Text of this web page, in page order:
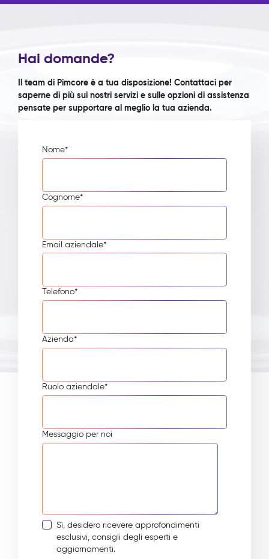
Hai domande?
Il team di Pimcore è a tua disposizione! Contattaci per
saperne di più sui nostri servizi e sulle opzioni di assistenza
pensate per supportare al meglio la tua azienda.
Nome*
Cognome*
Email aziendale*
Telefono*
Azienda*
Ruolo aziendale*
Messaggio per noi
Sì, desidero ricevere approfondimenti
esclusivi, consigli degli esperti e
aggiornamenti.